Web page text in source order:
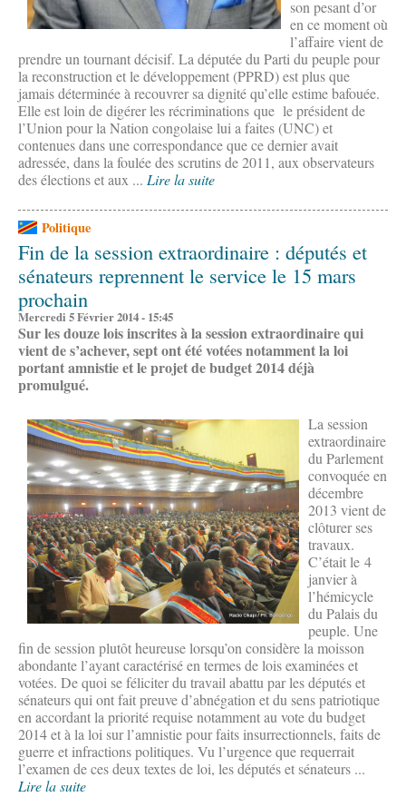
son pesant d’or
en ce moment où
l’affaire vient de
prendre un tournant décisif. La députée du Parti du peuple pour
la reconstruction et le développement (PPRD) est plus que
jamais déterminée à recouvrer sa dignité qu’elle estime bafouée.
Elle est loin de digérer les récriminations que le président de
l’Union pour la Nation congolaise lui a faites (UNC) et
contenues dans une correspondance que ce dernier avait
adressée, dans la foulée des scrutins de 2011, aux observateurs
des élections et aux ... Lire la suite
Politique
Fin de la session extraordinaire : députés et
sénateurs reprennent le service le 15 mars
prochain
Mercredi 5 Février 2014 - 15:45
Sur les douze lois inscrites à la session extraordinaire qui
vient de s’achever, sept ont été votées notamment la loi
portant amnistie et le projet de budget 2014 déjà
promulgué.
La session
extraordinaire
du Parlement
convoquée en
décembre
2013 vient de
clôturer ses
travaux.
C’était le 4
janvier à
l’hémicycle
du Palais du
peuple. Une
fin de session plutôt heureuse lorsqu’on considère la moisson
abondante l’ayant caractérisé en termes de lois examinées et
votées. De quoi se féliciter du travail abattu par les députés et
sénateurs qui ont fait preuve d’abnégation et du sens patriotique
en accordant la priorité requise notamment au vote du budget
2014 et à la loi sur l’amnistie pour faits insurrectionnels, faits de
guerre et infractions politiques. Vu l’urgence que requerrait
l’examen de ces deux textes de loi, les députés et sénateurs ...
Lire la suite